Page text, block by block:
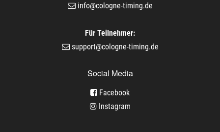
info@cologne-timing.de
Für Teilnehmer:
support@cologne-timing.de
Social Media
Facebook
Instagram